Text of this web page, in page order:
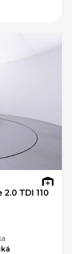
2.0 TDI 110